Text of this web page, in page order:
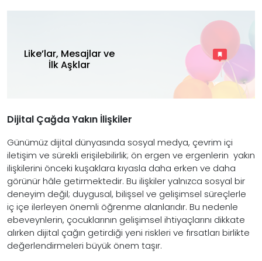
Like’lar, Mesajlar ve
İlk Aşklar
Dijital Çağda Yakın İlişkiler
Günümüz dijital dünyasında sosyal medya, çevrim içi
iletişim ve sürekli erişilebilirlik; ön ergen ve ergenlerin yakın
ilişkilerini önceki kuşaklara kıyasla daha erken ve daha
görünür hâle getirmektedir. Bu ilişkiler yalnızca sosyal bir
deneyim değil; duygusal, bilişsel ve gelişimsel süreçlerle
iç içe ilerleyen önemli öğrenme alanlarıdır. Bu nedenle
ebeveynlerin, çocuklarının gelişimsel ihtiyaçlarını dikkate
alırken dijital çağın getirdiği yeni riskleri ve fırsatları birlikte
değerlendirmeleri büyük önem taşır.